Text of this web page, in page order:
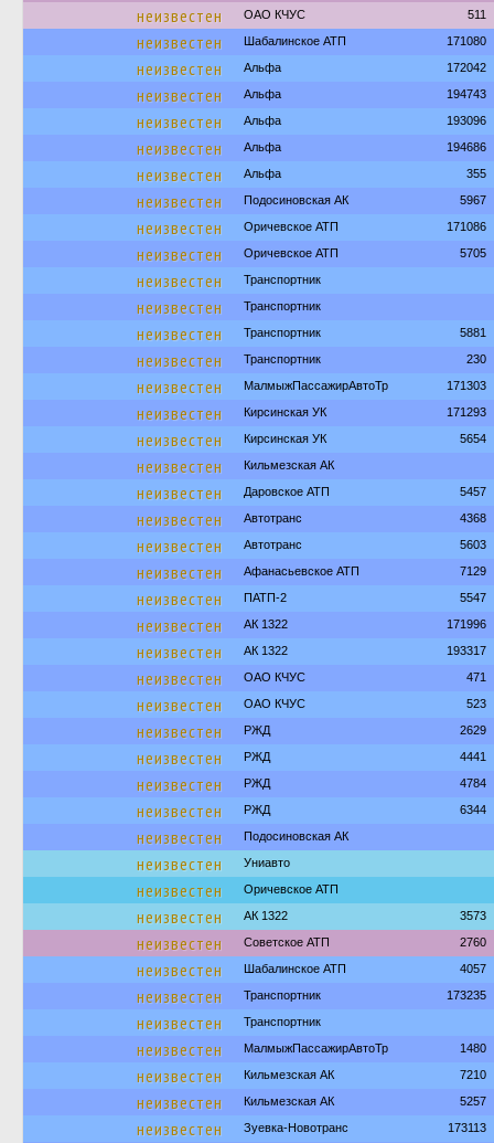
неизвестен ОАО КЧУС 511
неизвестен Шабалинское АТП 171080
неизвестен Альфа 172042
неизвестен Альфа 194743
неизвестен Альфа 193096
неизвестен Альфа 194686
неизвестен Альфа 355
неизвестен Подосиновская АК 5967
неизвестен Оричевское АТП 171086
неизвестен Оричевское АТП 5705
неизвестен Транспортник
неизвестен Транспортник
неизвестен Транспортник 5881
неизвестен Транспортник 230
неизвестен МалмыжПассажирАвтоТр 171303
неизвестен Кирсинская УК 171293
неизвестен Кирсинская УК 5654
неизвестен Кильмезская АК
неизвестен Даровское АТП 5457
неизвестен Автотранс 4368
неизвестен Автотранс 5603
неизвестен Афанасьевское АТП 7129
неизвестен ПАТП-2 5547
неизвестен АК 1322 171996
неизвестен АК 1322 193317
неизвестен ОАО КЧУС 471
неизвестен ОАО КЧУС 523
неизвестен РЖД 2629
неизвестен РЖД 4441
неизвестен РЖД 4784
неизвестен РЖД 6344
неизвестен Подосиновская АК
неизвестен Униавто
неизвестен Оричевское АТП
неизвестен АК 1322 3573
неизвестен Советское АТП 2760
неизвестен Шабалинское АТП 4057
неизвестен Транспортник 173235
неизвестен Транспортник
неизвестен МалмыжПассажирАвтоТр 1480
неизвестен Кильмезская АК 7210
неизвестен Кильмезская АК 5257
неизвестен Зуевка-Новотранс 173113